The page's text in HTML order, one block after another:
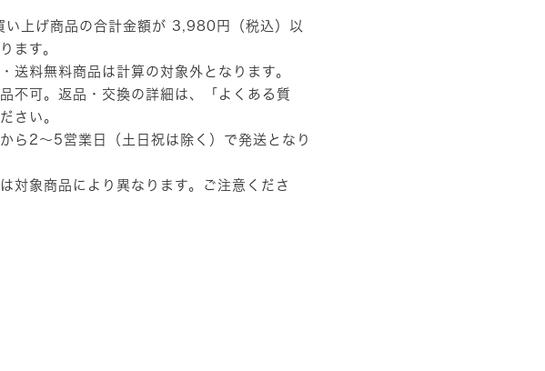
上げ商品の合計金額が 3,980円（税込）以
ます。
送料無料商品は計算の対象外となります。
不可。返品・交換の詳細は、
「よくある質
さい。
ら2～5営業日（土日祝は除く）で発送となり
対象商品により異なります。ご注意くださ